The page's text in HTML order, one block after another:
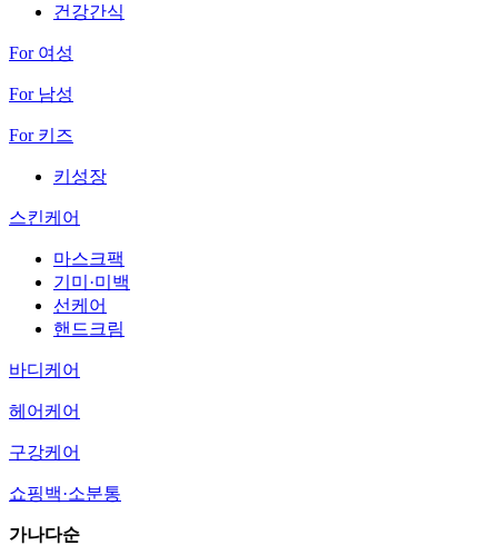
건강간식
For 여성
For 남성
For 키즈
키성장
스킨케어
마스크팩
기미·미백
선케어
핸드크림
바디케어
헤어케어
구강케어
쇼핑백·소분통
가나다순